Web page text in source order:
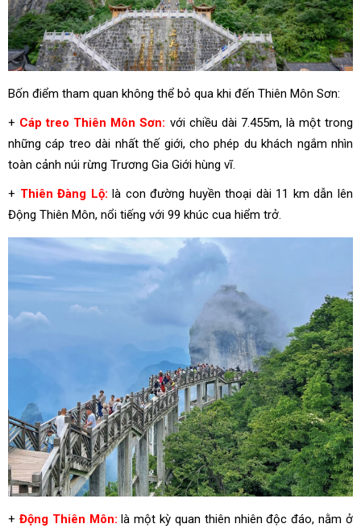
Bốn điểm tham quan không thể bỏ qua khi đến Thiên Môn Sơn:
+ Cáp treo Thiên Môn Sơn: với chiều dài 7.455m, là một trong
những cáp treo dài nhất thế giới, cho phép du khách ngắm nhìn
toàn cảnh núi rừng Trương Gia Giới hùng vĩ.
+ Thiên Đàng Lộ:là con đường huyền thoại dài 11 km dẫn lên
Động Thiên Môn, nổi tiếng với 99 khúc cua hiểm trở.
+ Động Thiên Môn: là một kỳ quan thiên nhiên độc đáo, nằm ở